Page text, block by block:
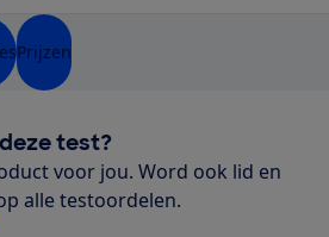
Prijzen
test?
voor jou. Word ook lid en
alle testoordelen.